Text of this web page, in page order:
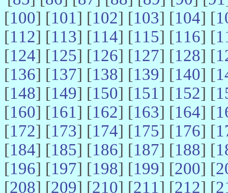
[100] [101] [102] [103] [104] [
[112] [113] [114] [115] [116] [
[124] [125] [126] [127] [128] [
[136] [137] [138] [139] [140] [
[148] [149] [150] [151] [152] [
[160] [161] [162] [163] [164] [
[172] [173] [174] [175] [176] [
[184] [185] [186] [187] [188] [
[196] [197] [198] [199] [200] [
[208] [209] [210] [211] [212] [